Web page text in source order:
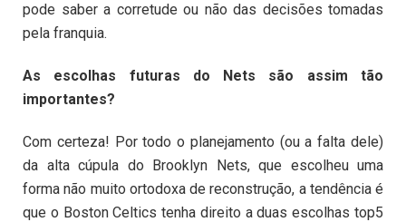
pode saber a corretude ou não das decisões tomadas
pela franquia.
As escolhas futuras do Nets são assim tão
importantes?
Com certeza! Por todo o planejamento (ou a falta dele)
da alta cúpula do Brooklyn Nets, que escolheu uma
forma não muito ortodoxa de reconstrução, a tendência é
que o Boston Celtics tenha direito a duas escolhas top5